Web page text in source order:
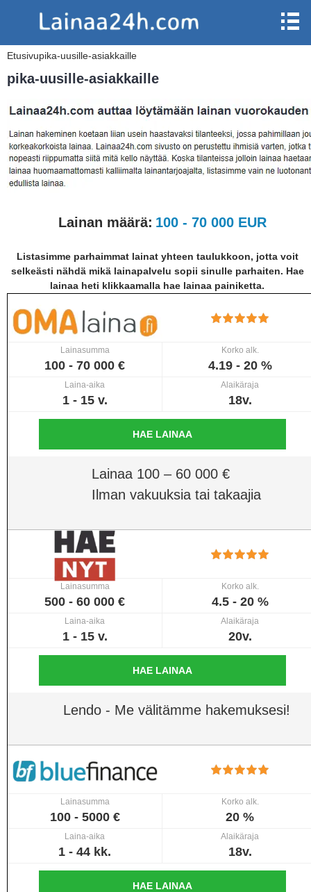
Etusivupika-uusille-asiakkaille
pika-uusille-asiakkaille
Lainan määrä: 100 - 70 000 EUR
Listasimme parhaimmat lainat yhteen taulukkoon, jotta voit
selkeästi nähdä mikä lainapalvelu sopii sinulle parhaiten. Hae
lainaa heti klikkaamalla hae lainaa painiketta.
Lainasumma
100 - 70 000 €
Korko alk.
4.19 - 20 %
Laina-aika
1 - 15 v.
Alaikäraja
18v.
HAE LAINAA
Lainaa 100 – 60 000 €
Ilman vakuuksia tai takaajia
Lainasumma
500 - 60 000 €
Korko alk.
4.5 - 20 %
Laina-aika
1 - 15 v.
Alaikäraja
20v.
HAE LAINAA
Lendo - Me välitämme hakemuksesi!
Lainasumma
100 - 5000 €
Korko alk.
20 %
Laina-aika
1 - 44 kk.
Alaikäraja
18v.
HAE LAINAA